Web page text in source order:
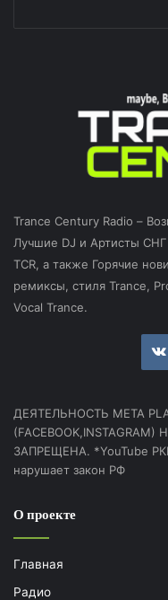
Trance Century Radio –
Лучшие DJ и Артисты
TCR, а также Горячие
ремиксы, стиля Trance,
Vocal Trance.
ДЕЯТЕЛЬНОСТЬ МЕТА
ЗАПРЕЩЕНА. *YouTube
нарушает закон РФ
О проекте
Главная
Радио